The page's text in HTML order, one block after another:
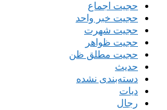
حجیت اجماع
حجیت خبر واحد
حجیت شهرت
حجیت ظواهر
حجیت مطلق ظن
حدیث
دسته‌بندی نشده
دیات
رجال